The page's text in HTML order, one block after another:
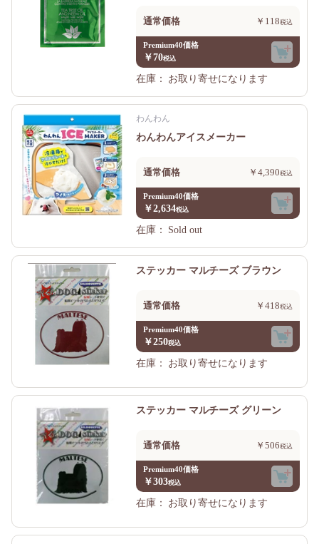
通常価格 ￥118
Premium40価格
￥70
在庫：
お取り寄せになります
わんわん
わんわんアイスメーカー
通常価格 ￥4,390
Premium40価格
￥2,634
在庫：
Sold out
ステッカー マルチーズ ブラウン
通常価格 ￥418
Premium40価格
￥250
在庫：
お取り寄せになります
ステッカー マルチーズ グリーン
通常価格 ￥506
Premium40価格
￥303
在庫：
お取り寄せになります